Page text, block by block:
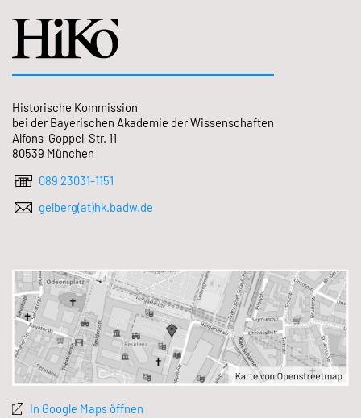
Historische Kommission
bei der Bayerischen Akademie der Wissenschaften
Alfons-Goppel-Str. 11
80539 München
089 23031-1151
gelberg(at)hk.badw.de
In Google Maps öffnen